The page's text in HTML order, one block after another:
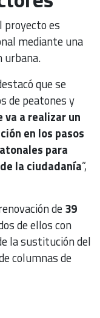
proyecto es
mediante una
urbana.
que se
de peatones y
va a realizar un
en los pasos
para
la ciudadanía”,
de39
de ellos con
la sustitución del
columnas de